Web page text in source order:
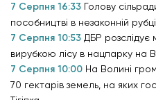
7 Серпня 16:33 Голову
пособництві в незаконній
7 Серпня 10:53 ДБР розслідує
вирубкою лісу в нацпарку на
7 Серпня 10:00 На Волині
70 гектарів земель, на яких